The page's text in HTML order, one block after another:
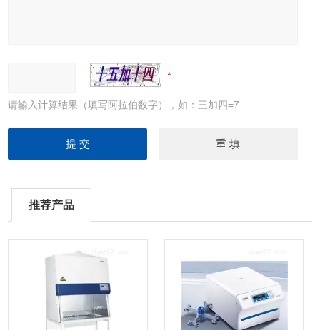
请输入计算结果（填写阿拉伯数字），如：三加四=7
推荐产品